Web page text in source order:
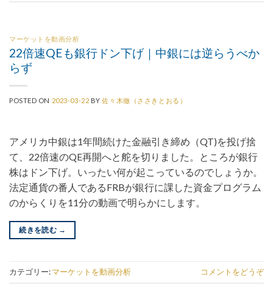
マーケットを動画分析
22倍速QEも銀行ドン下げ｜中銀には逆らうべか
らず
POSTED ON 2023-03-22 BY佐々木徹（ささきとおる）
アメリカ中銀は1年間続けた金融引き締め（QT)を投げ捨
て、22倍速のQE再開へと舵を切りました。ところが銀行
株はドン下げ。いったい何が起こっているのでしょうか。
法定通貨の番人であるFRBが銀行に課した資金プログラム
のからくりを11分の動画で明らかにします。
続きを読む →
カテゴリー:マーケットを動画分析 コメントをどうぞ